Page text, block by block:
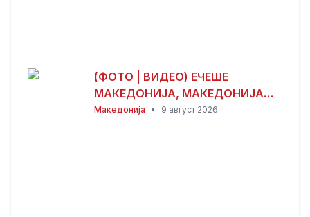
(ФОТО | ВИДЕО) ЕЧЕШЕ
МАКЕДОНИЈА, МАКЕДОНИЈА
ВО МЕЛБУРН: Престон Лајонс по
Македонија • 9 август 2026